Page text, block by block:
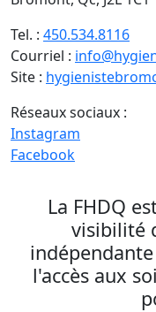
Tel. : 450.534.8116
Courriel :
Site :
Réseaux sociaux :
Instagram
Facebook
La FHDQ
visibilité
l'accès aux